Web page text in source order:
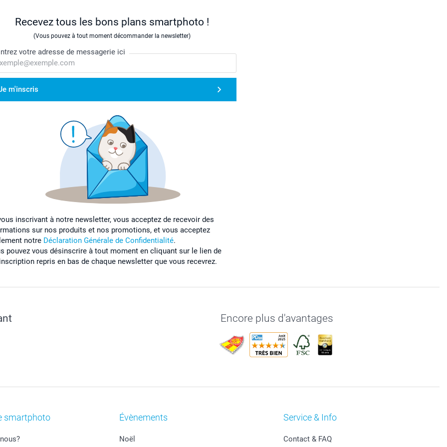
Recevez tous les bons plans smartphoto !
(Vous pouvez à tout moment décommander la newsletter)
votre adresse de messagerie ici
m'inscris
inscrivant à notre newsletter, vous acceptez de recevoir des
sur nos produits et nos promotions, et vous acceptez
notre Déclaration Générale de Confidentialité.
pouvez vous désinscrire à tout moment en cliquant sur le lien de
repris en bas de chaque newsletter que vous recevrez.
Encore plus d'avantages
smartphoto Évènements
Noël
Service & Info
Contact & FAQ